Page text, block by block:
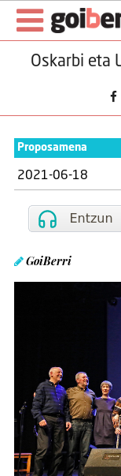
Oskarbi eta
Proposamena
2021-06-18
GoiBerri